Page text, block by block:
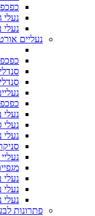
נעלי
נעלי
נעליים
נעלי
נעלי
נעלי
נעלי
נעלי
נעלי
פתרונות